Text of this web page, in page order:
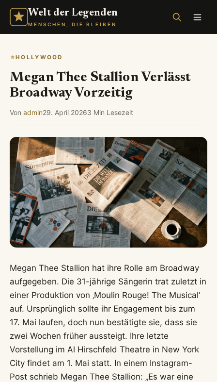
Welt der Legenden
MENSCHEN, DIE BLEIBEN
HOLLYWOOD
Megan Thee Stallion Verlässt
Broadway Vorzeitig
Von admin29. April 20263 Min Lesezeit
Megan Thee Stallion hat ihre Rolle am Broadway
aufgegeben. Die 31-jährige Sängerin trat zuletzt in
einer Produktion von ‚Moulin Rouge! The Musical‘
auf. Ursprünglich sollte ihr Engagement bis zum
17. Mai laufen, doch nun bestätigte sie, dass sie
zwei Wochen früher aussteigt. Ihre letzte
Vorstellung im Al Hirschfeld Theatre in New York
City findet am 1. Mai statt. In einem Instagram-
Post schrieb Megan Thee Stallion: „Es war eine